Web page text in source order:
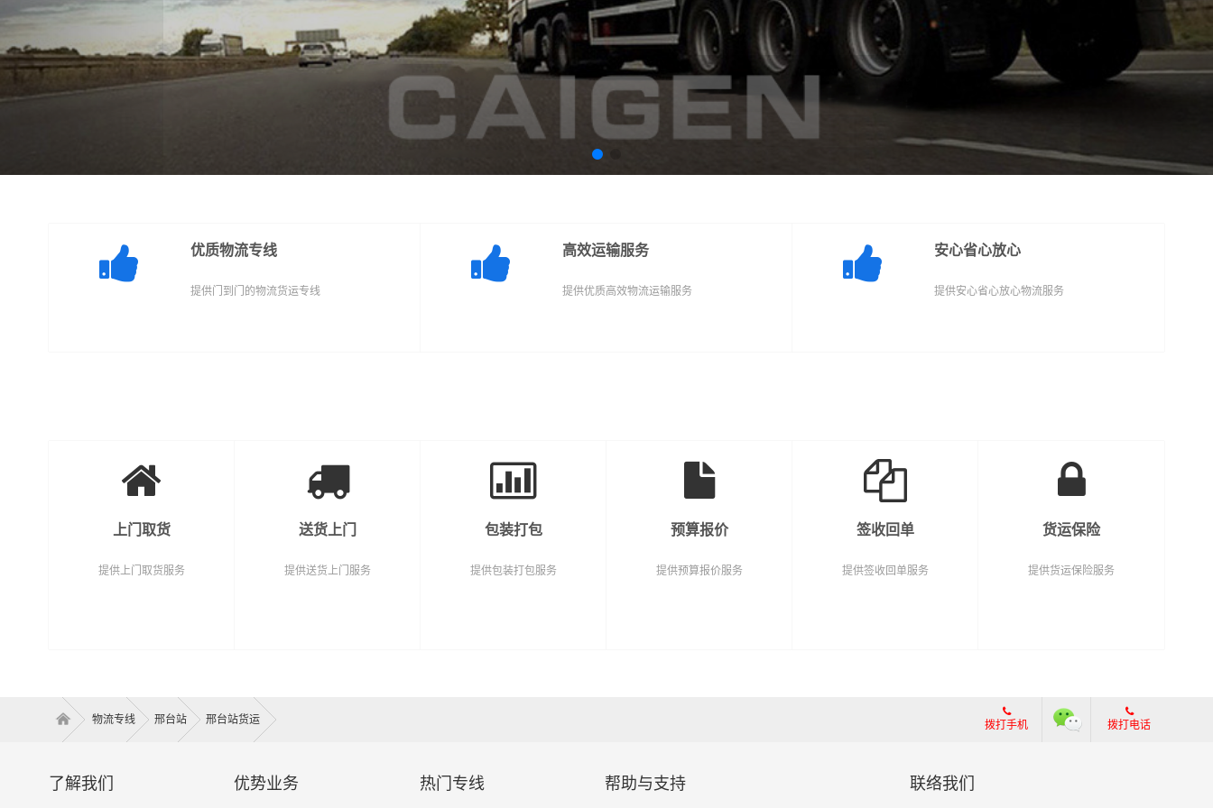
优质物流专线
提供门到门的物流货运专线
高效运输服务
提供优质高效物流运输服务
安心省心放心
提供安心省心放心物流服务
上门取货
提供上门取货服务
送货上门
提供送货上门服务
包装打包
提供包装打包服务
预算报价
提供预算报价服务
签收回单
提供签收回单服务
货运保险
提供货运保险服务
物流专线 邢台站 邢台站货运 拨打手机 拨打电话
了解我们 优势业务 热门专线 帮助与支持 联络我们